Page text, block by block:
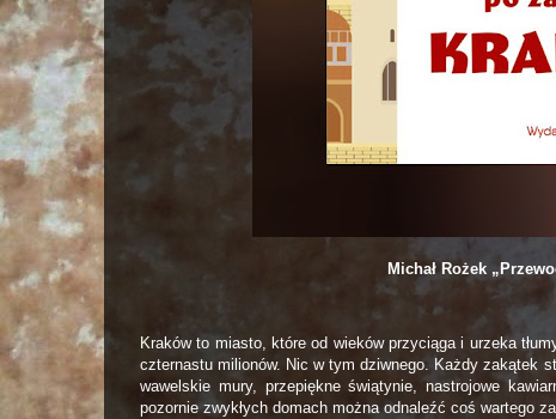
Michał Rożek
Kraków to miasto, które od wieków przyciąga i urzeka
czternastu milionów. Nic w tym dziwnego. Każdy zakątek
wawelskie mury, przepiękne świątynie, nastrojowe
pozornie zwykłych domach można odnaleźć coś wartego